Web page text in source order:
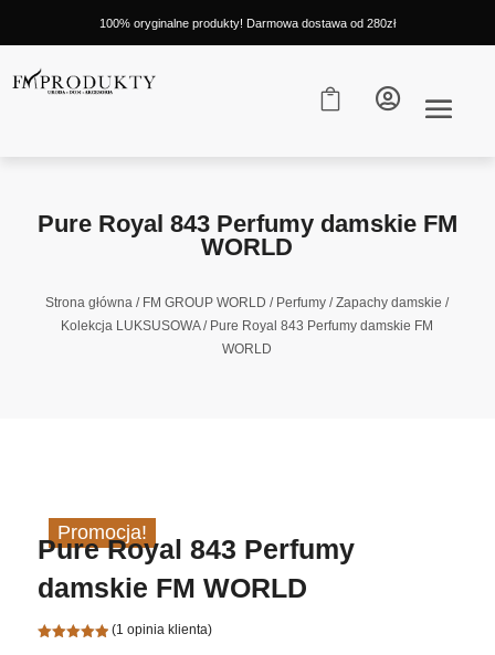
100% oryginalne produkty! Darmowa dostawa od 280zł
 
Pure Royal 843 Perfumy damskie FM
WORLD
Strona główna / FM GROUP WORLD / Perfumy /Zapachy damskie /
Kolekcja LUKSUSOWA/ Pure Royal 843 Perfumy damskie FM
WORLD
Promocja!
Pure Royal 843 Perfumy
damskie FM WORLD
(1 opinia klienta)